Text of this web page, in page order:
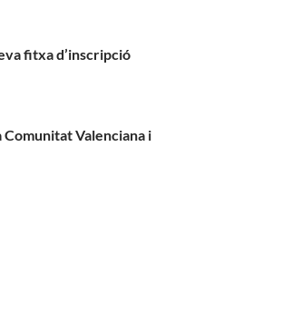
fitxa d’inscripció
Valenciana i